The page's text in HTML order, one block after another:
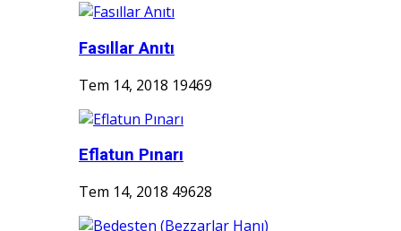
Fasıllar Anıtı
Tem 14, 2018 19469
Eflatun Pınarı
Tem 14, 2018 49628